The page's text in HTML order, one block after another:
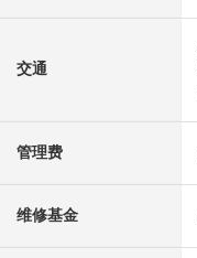
交通
管理费
维修基金